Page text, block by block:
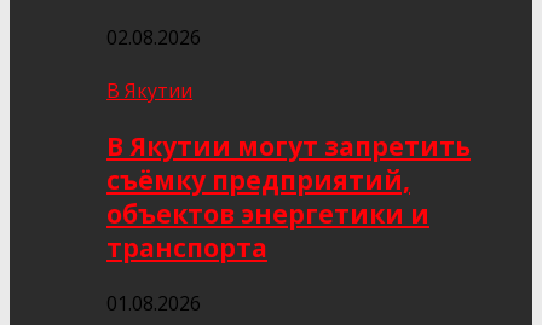
02.08.2026
В Якутии
В Якутии могут запретить
съёмку предприятий,
объектов энергетики и
транспорта
01.08.2026